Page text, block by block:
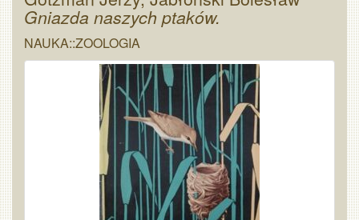
Gniazda naszych ptaków.
NAUKA::ZOOLOGIA